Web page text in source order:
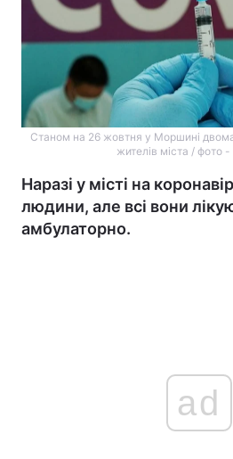
Станом на 26 жовтня у Моршині
жителів міста / фото -
Наразі у місті на
людини, але всі вони
амбулаторно.
ad